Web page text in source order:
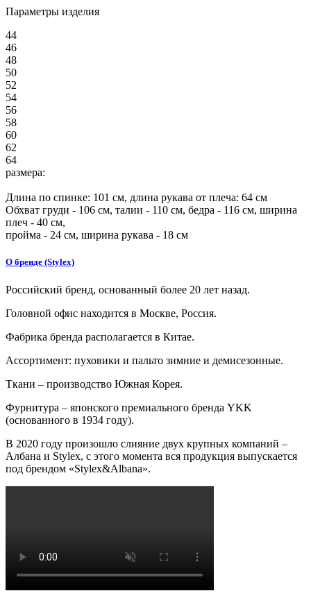
Параметры изделия
44
46
48
50
52
54
56
58
60
62
64
размера:
Длина по спинке: 101 см, длина рукава от плеча: 64 см
Обхват груди - 106 см, талии - 110 см, бедра - 116 см, ширина
плеч - 40 см,
пройма - 24 см, ширина рукава - 18 см
О бренде (Stylex)
Российский бренд, основанный более 20 лет назад.
Головной офис находится в Москве, Россия.
Фабрика бренда располагается в Китае.
Ассортимент: пуховики и пальто зимние и демисезонные.
Ткани – производство Южная Корея.
Фурнитура – японского премиального бренда YKK
(основанного в 1934 году).
В 2020 году произошло слияние двух крупных компаний –
Албана и Stylex, с этого момента вся продукция выпускается
под брендом «Stylex&Albana».